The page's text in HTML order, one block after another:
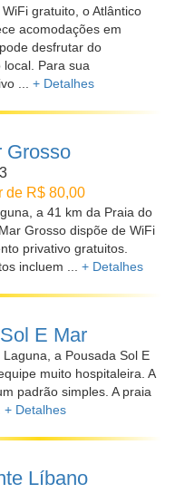
gratuito, o Atlântico
acomodações em
desfrutar do
Para sua
... + Detalhes
Grosso
de R$ 80,00
a 41 km da Praia do
Grosso dispõe de WiFi
privativo gratuitos.
incluem ... + Detalhes
E Mar
a Pousada Sol E
muito hospitaleira. A
padrão simples. A praia
+ Detalhes
Líbano